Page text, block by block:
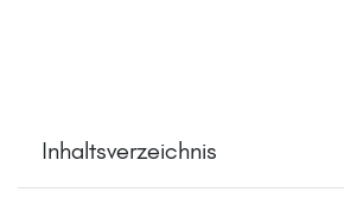
Inhaltsverzeichnis